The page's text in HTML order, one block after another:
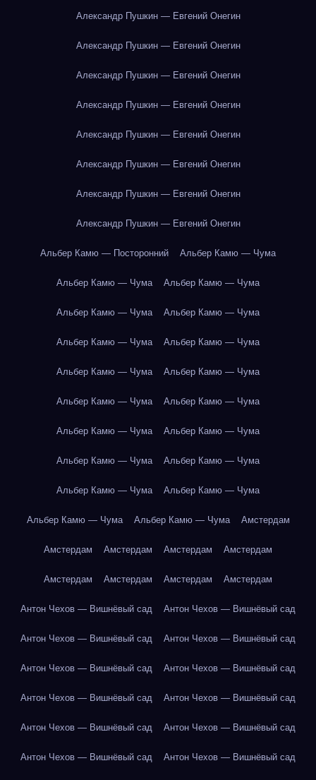
Александр Пушкин — Евгений Онегин
Александр Пушкин — Евгений Онегин
Александр Пушкин — Евгений Онегин
Александр Пушкин — Евгений Онегин
Александр Пушкин — Евгений Онегин
Александр Пушкин — Евгений Онегин
Александр Пушкин — Евгений Онегин
Александр Пушкин — Евгений Онегин
Альбер Камю — Посторонний Альбер Камю — Чума
Альбер Камю — Чума Альбер Камю — Чума
Альбер Камю — Чума Альбер Камю — Чума
Альбер Камю — Чума Альбер Камю — Чума
Альбер Камю — Чума Альбер Камю — Чума
Альбер Камю — Чума Альбер Камю — Чума
Альбер Камю — Чума Альбер Камю — Чума
Альбер Камю — Чума Альбер Камю — Чума
Альбер Камю — Чума Альбер Камю — Чума
Альбер Камю — Чума Альбер Камю — Чума Амстердам
Амстердам Амстердам Амстердам Амстердам
Амстердам Амстердам Амстердам Амстердам
Антон Чехов — Вишнёвый сад Антон Чехов — Вишнёвый сад
Антон Чехов — Вишнёвый сад Антон Чехов — Вишнёвый сад
Антон Чехов — Вишнёвый сад Антон Чехов — Вишнёвый сад
Антон Чехов — Вишнёвый сад Антон Чехов — Вишнёвый сад
Антон Чехов — Вишнёвый сад Антон Чехов — Вишнёвый сад
Антон Чехов — Вишнёвый сад Антон Чехов — Вишнёвый сад